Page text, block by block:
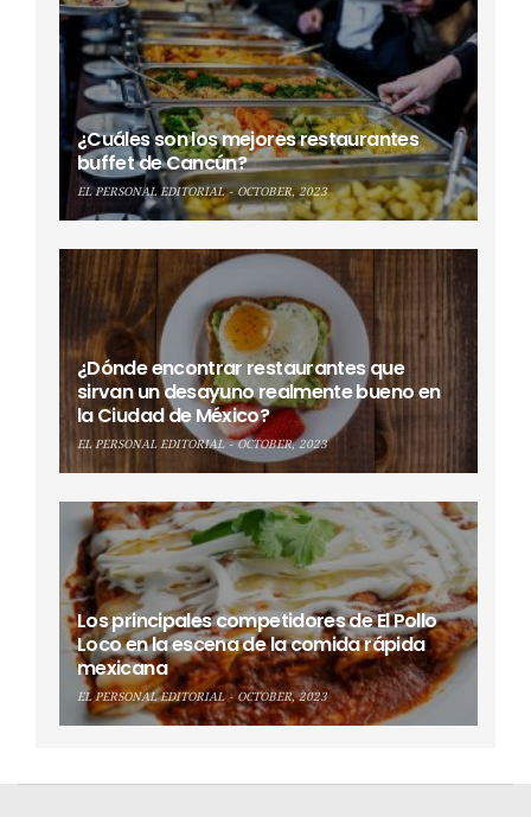
¿Cuáles son los mejores restaurantes
buffet de Cancún?
EL PERSONAL EDITORIAL OCTOBER, 2023
¿Dónde encontrar restaurantes que
sirvan un desayuno realmente bueno en
la Ciudad de México?
EL PERSONAL EDITORIAL OCTOBER, 2023
Los principales competidores de El Pollo
Loco en la escena de la comida rápida
mexicana
EL PERSONAL EDITORIAL OCTOBER, 2023